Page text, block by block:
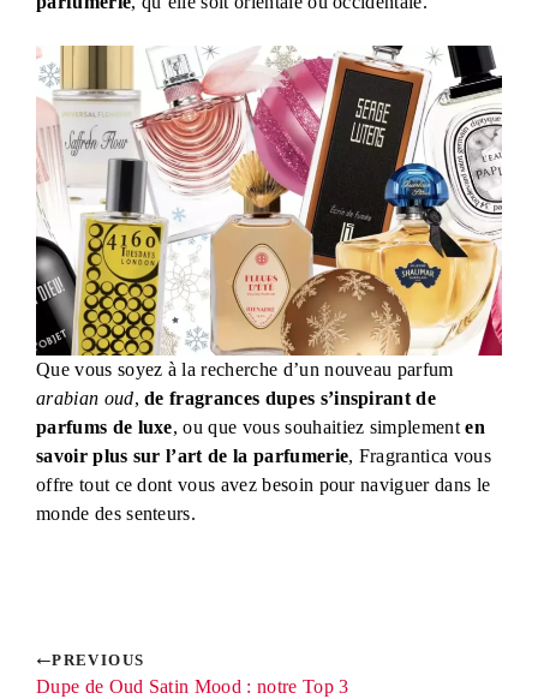
Que vous soyez à la recherche d’un nouveau parfum
arabian oud,de fragrances dupes s’inspirant de
parfums de luxe, ou que vous souhaitiez simplementen
savoir plus sur l’art de la parfumerie, Fragrantica vous
offre tout ce dont vous avez besoin pour naviguer dans le
monde des senteurs.
PREVIOUS
Dupe de Oud Satin Mood : notre Top 3